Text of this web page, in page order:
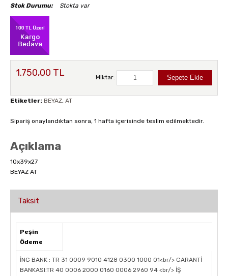
Stok Durumu:
Stokta var
1.750,00 TL Miktar:
Etiketler: BEYAZ, AT
Sipariş onaylandıktan sonra, 1 hafta içerisinde teslim edilmektedir.
Açıklama
10x39x27
BEYAZ AT
Taksit
Peşin
Ödeme
İNG BANK : TR 31 0009 9010 4128 0300 1000 01<br/> GARANTİ
BANKASI:TR 40 0006 2000 0160 0006 2960 94 <br/> İŞ